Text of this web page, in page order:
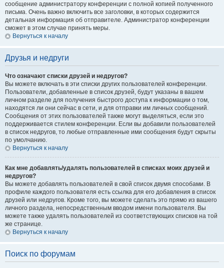
сообщение администратору конференции с полной копией полученного
письма. Очень важно включить все заголовки, в которых содержится
детальная информация об отправителе. Администратор конференции
сможет в этом случае принять меры.
Вернуться к началу
Друзья и недруги
Что означают списки друзей и недругов?
Вы можете включать в эти списки других пользователей конференции.
Пользователи, добавленные в список друзей, будут указаны в вашем
личном разделе для получения быстрого доступа к информации о том,
находятся ли они сейчас в сети, и для отправки им личных сообщений.
Сообщения от этих пользователей также могут выделяться, если это
поддерживается стилем конференции. Если вы добавили пользователей
в список недругов, то любые отправленные ими сообщения будут скрыты
по умолчанию.
Вернуться к началу
Как мне добавлять/удалять пользователей в списках моих друзей и
недругов?
Вы можете добавлять пользователей в свой список двумя способами. В
профиле каждого пользователя есть ссылка для его добавления в список
друзей или недругов. Кроме того, вы можете сделать это прямо из вашего
личного раздела, непосредственным вводом имени пользователя. Вы
можете также удалять пользователей из соответствующих списков на той
же странице.
Вернуться к началу
Поиск по форумам